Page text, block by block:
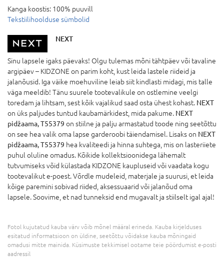
Kanga koostis: 100% puuvill
Tekstiilihoolduse sümbolid
NEXT
Sinu lapsele igaks päevaks! Olgu tulemas mõni tähtpäev või tavaline
argipäev – KIDZONE on parim koht, kust leida lastele riideid ja
jalanõusid. Iga väike moehuviline leiab siit kindlasti midagi, mis talle
väga meeldib! Tänu suurele tootevalikule on ostlemine veelgi
toredam ja lihtsam, sest kõik vajalikud saad osta ühest kohast. NEXT
on üks paljudes tuntud kaubamärkidest, mida pakume. NEXT
pidžaama, T55379 on stiilne ja palju armastatud toode ning seetõttu
on see hea valik oma lapse garderoobi täiendamisel. Lisaks on NEXT
pidžaama, T55379 hea kvaliteedi ja hinna suhtega, mis on lasteriiete
puhul oluline omadus. Kõikide kollektsioonidega lähemalt
tutvumiseks võid külastada KIDZONE kaupluseid või vaadata kogu
tootevalikut e-poest. Võrdle mudeleid, materjale ja suurusi, et leida
kõige paremini sobivad riided, aksessuaarid või jalanõud oma
lapsele. Soovime, et nad tunneksid end mugavalt ja stiilselt igal ajal!
Fotol kujutatud kauba värv võib mõnel määral erineda. Kauba kirjelduses
esitatud informatsioon on üldine, seetõttu võidakse kauba mõningaid
omadusi mitte mainida. Küsimuste tekkimisel ootame teie pöördumist e-posti
aadressil